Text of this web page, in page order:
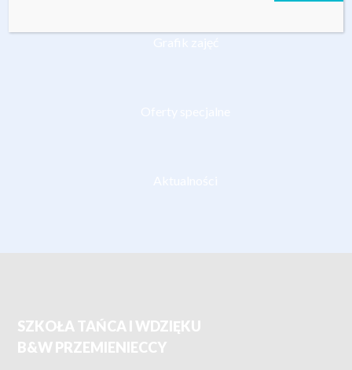
SZKOŁA TAŃCA I WDZIĘKU
B&W PRZEMIENIECCY